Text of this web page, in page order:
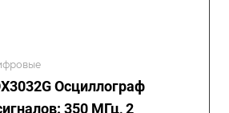
Осциллограф
350 МГц, 2